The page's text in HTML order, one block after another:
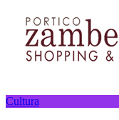
Cultura